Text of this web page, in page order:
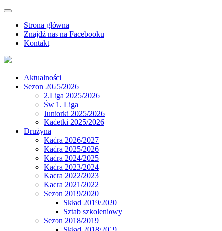
Strona główna
Znajdź nas na Facebooku
Kontakt
Aktualności
Sezon 2025/2026
2.Liga 2025/2026
Św 1. Liga
Juniorki 2025/2026
Kadetki 2025/2026
Drużyna
Kadra 2026/2027
Kadra 2025/2026
Kadra 2024/2025
Kadra 2023/2024
Kadra 2022/2023
Kadra 2021/2022
Sezon 2019/2020
Skład 2019/2020
Sztab szkoleniowy
Sezon 2018/2019
Skład 2018/2019